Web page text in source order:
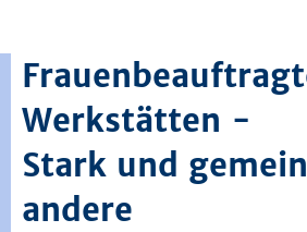
Werkstätten -
Stark und
andere